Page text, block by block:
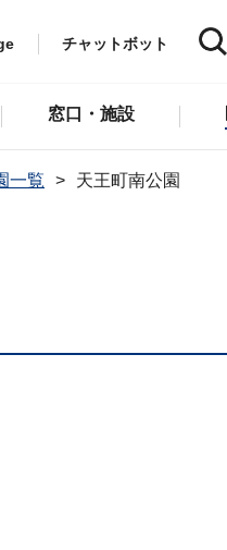
チャットボット
窓口・施設
一覧 天王町南公園